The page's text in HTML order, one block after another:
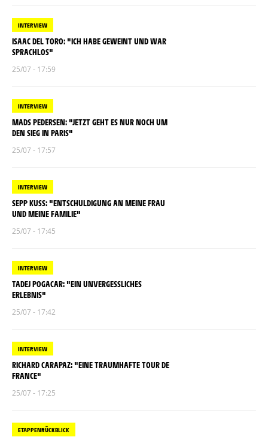
INTERVIEW
ISAAC DEL TORO: "ICH HABE GEWEINT UND WAR
SPRACHLOS"
25/07 - 17:59
INTERVIEW
MADS PEDERSEN: "JETZT GEHT ES NUR NOCH UM
DEN SIEG IN PARIS"
25/07 - 17:57
INTERVIEW
SEPP KUSS: "ENTSCHULDIGUNG AN MEINE FRAU
UND MEINE FAMILIE"
25/07 - 17:45
INTERVIEW
TADEJ POGACAR: "EIN UNVERGESSLICHES
ERLEBNIS"
25/07 - 17:42
INTERVIEW
RICHARD CARAPAZ: "EINE TRAUMHAFTE TOUR DE
FRANCE"
25/07 - 17:25
ETAPPENRÜCKBLICK